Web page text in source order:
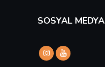
SOSYAL MEDYA